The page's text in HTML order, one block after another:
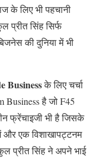
के लिए भी पहचानी
प्रीत सिंह सिर्फ
की दुनिया में भी
Businessके लिए चर्चा
है जो F45
फ्रेंचाइजी भी है जिसके
और एक विशाखापट्टनम
प्रीत सिंह ने अपने भाई